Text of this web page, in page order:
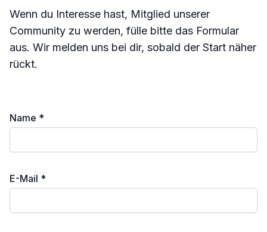
Wenn du Interesse hast, Mitglied unserer
Community zu werden, fülle bitte das Formular
aus. Wir melden uns bei dir, sobald der Start näher
rückt.
Name *
E-Mail *